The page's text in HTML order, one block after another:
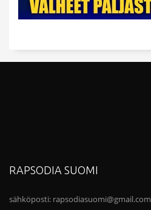
RAPSODIA SUOMI
sähköposti: rapsodiasuomi@gmail.com